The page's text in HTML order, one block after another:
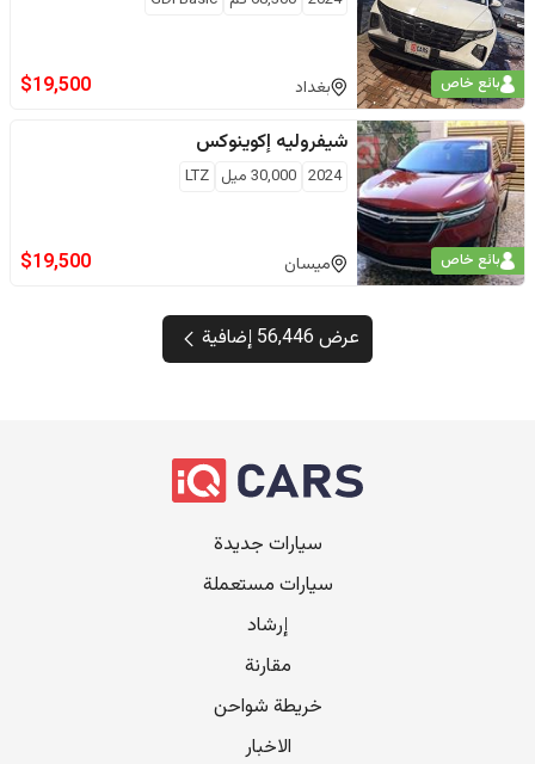
بائع خاص بغداد $19,500
بائع خاص
شيفروليه إكوينوكس
2024
30,000 ميل LTZ
ميسان $19,500
عرض 56,446 إضافية
سيارات جديدة
سيارات مستعملة
إرشاد
مقارنة
خريطة شواحن
الاخبار